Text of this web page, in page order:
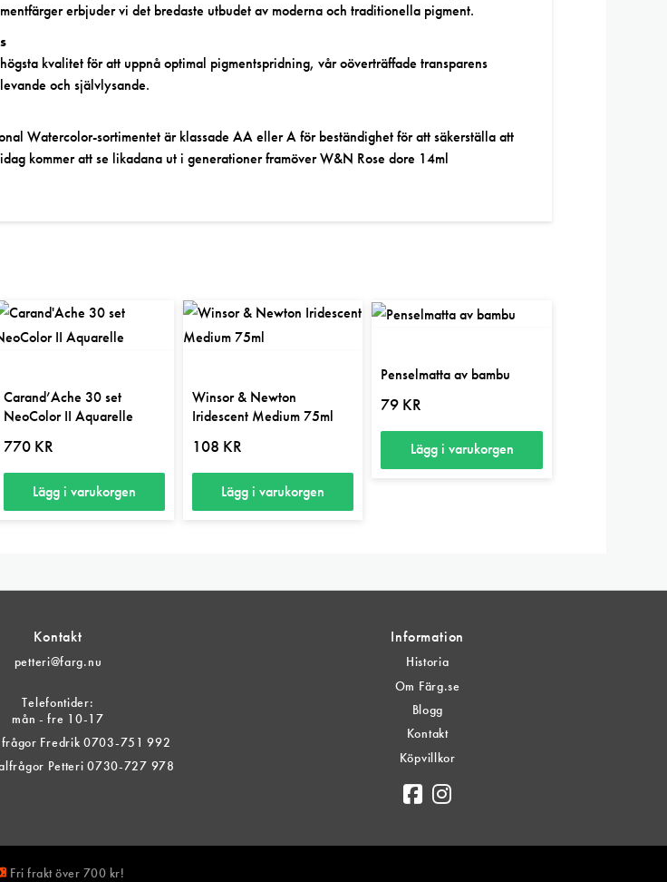
erbjuder vi det bredaste utbudet av moderna och traditionella pigment.
kvalitet för att uppnå optimal pigmentspridning, vår oöverträffade transparens
och självlysande.
Watercolor-sortimentet är klassade AA eller A för beständighet för att säkerställa att
kommer att se likadana ut i generationer framöver W&N Rose dore 14ml
Carand’Ache 30 set
NeoColor II Aquarelle
770 KR
Lägg i varukorgen
Winsor & Newton
Iridescent Medium 75ml
108 KR
Lägg i varukorgen
Penselmatta av bambu
79 KR
Lägg i varukorgen
Kontakt
petteri@farg.nu
Telefontider:
mån - fre 10-17
frågor Fredrik 0703-751 992
Petteri 0730-727 978
Information
Historia
Om Färg.se
Blogg
Kontakt
Köpvillkor
Fri frakt över 700 kr!